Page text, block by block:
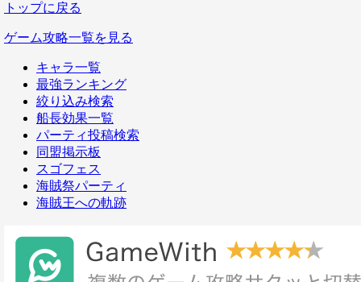
トップに戻る
ゲーム攻略一覧を見る
キャラ一覧
最強ランキング
絞り込み検索
船長効果一覧
パーティ投稿検索
同盟掲示板
スゴフェス
海賊祭パーティ
海賊王への軌跡